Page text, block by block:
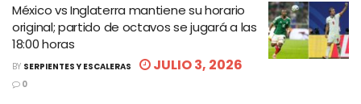
México vs Inglaterra mantiene su horario
original; partido de octavos se jugará a las
18:00 horas
BY SERPIENTES Y ESCALERAS JULIO 3, 2026
0